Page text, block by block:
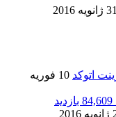
31 ژانویه 2016
اتوکد
10 فوریه
84,609 بازدید